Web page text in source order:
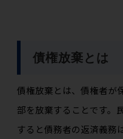
債権放棄とは
債権放棄とは、債権者が
部を放棄することです。
すると債務者の返済義務